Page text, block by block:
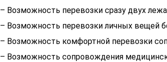
– Возможность перевозки сразу двух
– Возможность перевозки личных вещей
– Возможность комфортной перевозки
– Возможность сопровождения